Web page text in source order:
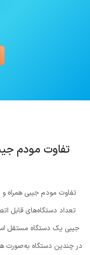
تفاوت مودم
تفاوت مودم جیبی همراه و
تعداد دستگاه‌های قابل
جیبی یک دستگاه مستقل
در چندین دستگاه به‌صورت